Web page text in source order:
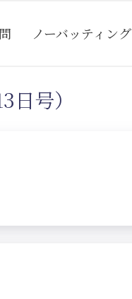
ノーバッティング
号）